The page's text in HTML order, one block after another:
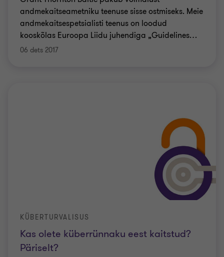
andmekaitseametniku teenuse sisse ostmiseks. Meie
andmekaitsespetsialisti teenus on loodud
kooskõlas Euroopa Liidu juhendiga „Guidelines…
06 dets 2017
Kas olete küberrünnaku eest kaitstud?
Päriselt?
KÜBERTURVALISUS